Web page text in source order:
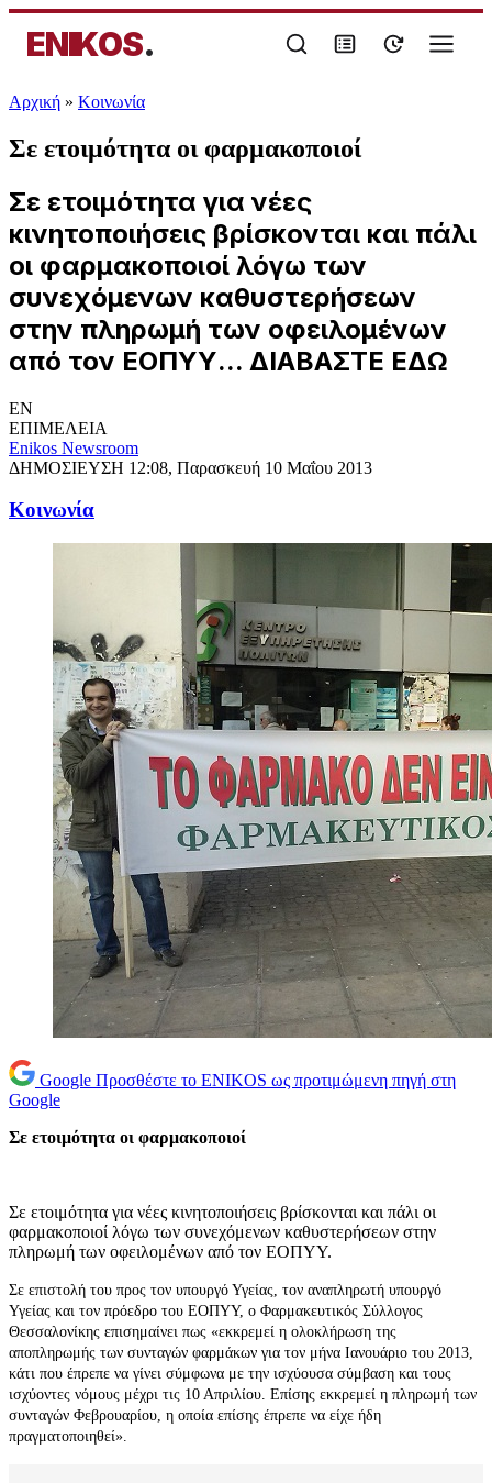
ENIKOS.
Αρχική » Κοινωνία
Σε ετοιμότητα οι φαρμακοποιοί
Σε ετοιμότητα για νέες
κινητοποιήσεις βρίσκονται και πάλι
οι φαρμακοποιοί λόγω των
συνεχόμενων καθυστερήσεων
στην πληρωμή των οφειλομένων
από τον ΕΟΠΥΥ... ΔΙΑΒΑΣΤΕ ΕΔΩ
EN
ΕΠΙΜΕΛΕΙΑ
Enikos Newsroom
ΔΗΜΟΣΙΕΥΣΗ 12:08, Παρασκευή 10 Μαΐου 2013
Κοινωνία
Google Προσθέστε το ENIKOS ως προτιμώμενη πηγή στη
Google
Σε ετοιμότητα οι φαρμακοποιοί
Σε ετοιμότητα για νέες κινητοποιήσεις βρίσκονται και πάλι οι
φαρμακοποιοί λόγω των συνεχόμενων καθυστερήσεων στην
πληρωμή των οφειλομένων από τον ΕΟΠΥΥ.
Σε επιστολή του προς τον υπουργό Υγείας, τον αναπληρωτή υπουργό
Υγείας και τον πρόεδρο του ΕΟΠΥΥ, ο Φαρμακευτικός Σύλλογος
Θεσσαλονίκης επισημαίνει πως «εκκρεμεί η ολοκλήρωση της
αποπληρωμής των συνταγών φαρμάκων για τον μήνα Ιανουάριο του 2013,
κάτι που έπρεπε να γίνει σύμφωνα με την ισχύουσα σύμβαση και τους
ισχύοντες νόμους μέχρι τις 10 Απριλίου. Επίσης εκκρεμεί η πληρωμή των
συνταγών Φεβρουαρίου, η οποία επίσης έπρεπε να είχε ήδη
πραγματοποιηθεί».